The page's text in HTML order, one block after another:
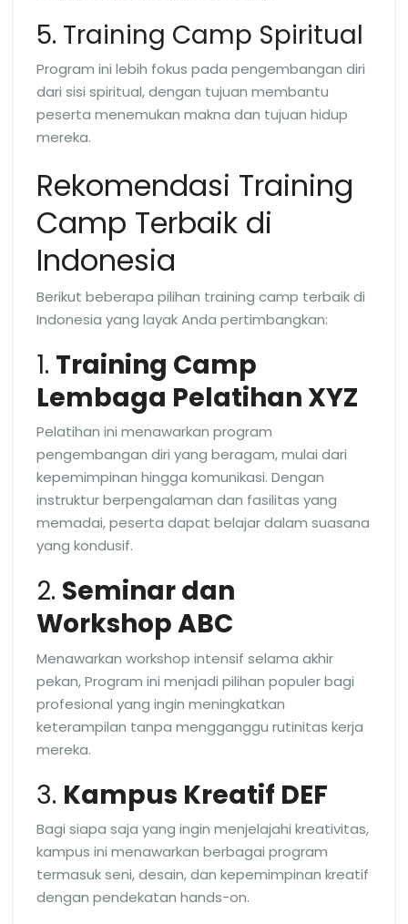
5. Training Camp Spiritual
Program ini lebih fokus pada pengembangan diri
dari sisi spiritual, dengan tujuan membantu
peserta menemukan makna dan tujuan hidup
mereka.
Rekomendasi Training
Camp Terbaik di
Indonesia
Berikut beberapa pilihan training camp terbaik di
Indonesia yang layak Anda pertimbangkan:
1. Training Camp
Lembaga Pelatihan XYZ
Pelatihan ini menawarkan program
pengembangan diri yang beragam, mulai dari
kepemimpinan hingga komunikasi. Dengan
instruktur berpengalaman dan fasilitas yang
memadai, peserta dapat belajar dalam suasana
yang kondusif.
2. Seminar dan
Workshop ABC
Menawarkan workshop intensif selama akhir
pekan, Program ini menjadi pilihan populer bagi
profesional yang ingin meningkatkan
keterampilan tanpa mengganggu rutinitas kerja
mereka.
3. Kampus Kreatif DEF
Bagi siapa saja yang ingin menjelajahi kreativitas,
kampus ini menawarkan berbagai program
termasuk seni, desain, dan kepemimpinan kreatif
dengan pendekatan hands-on.